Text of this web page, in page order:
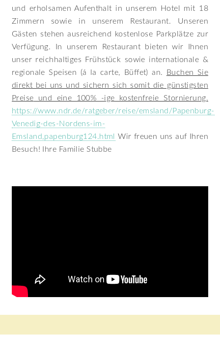
und erholsamen Aufenthalt in unserem Hotel mit 18
Zimmern sowie in unserem Restaurant. Unseren
Gästen stehen ausreichend kostenlose Parkplätze zur
Verfügung. In unserem Restaurant bieten wir Ihnen
unser reichhaltiges Frühstück sowie internationale &
regionale Speisen (á la carte, Büffet) an.
Buchen Sie
direkt bei uns und sichern sich somit die günstigsten
Preise und eine 100% -ige kostenfreie Stornierung.
https://www.ndr.de/ratgeber/reise/emsland/Papenburg-
Venedig-des-Nordens-im-
Emsland,papenburg124.html
Wir freuen uns auf Ihren
Besuch! Ihre Familie Stubbe